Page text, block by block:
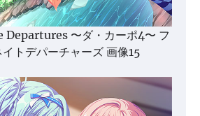
〜ダ・カーポ4〜 フ
イトデパーチャーズ 画像15